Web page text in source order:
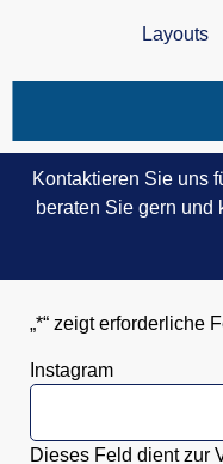
Layouts
Kontaktieren Sie uns
beraten Sie gern und
„*“ zeigt erforderliche
Instagram
Dieses Feld dient zur